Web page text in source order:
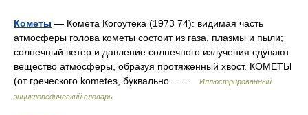
Кометы — Комета Когоутека (1973 74): видимая часть
атмосферы голова кометы состоит из газа, плазмы и пыли;
солнечный ветер и давление солнечного излучения сдувают
вещество атмосферы, образуя протяженный хвост. КОМЕТЫ
(от греческого kometes, буквально… …
Иллюстрированный
энциклопедический словарь